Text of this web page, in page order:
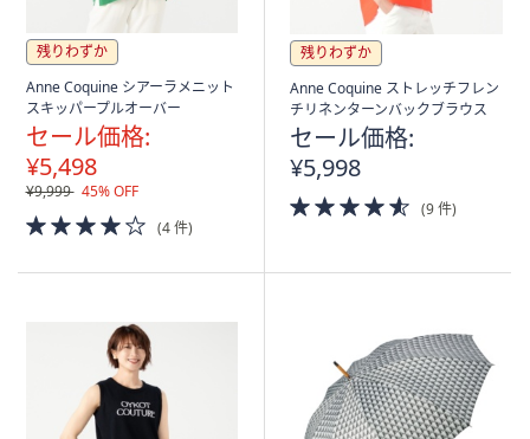
残りわずか
Anne Coquine シアーラメニット
スキッパープルオーバー
セール価格:
¥5,498
¥9,999 45% OFF
4.0
of
(4 件)
残りわずか
Anne Coquine ストレッチフレン
チリネンターンバックブラウス
セール価格:
¥5,998
4.5
of
(9 件)